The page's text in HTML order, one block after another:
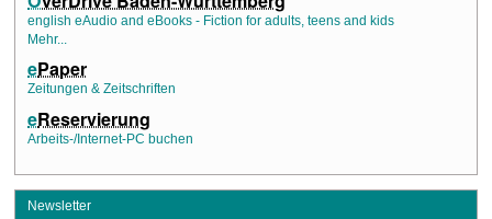
english eAudio and eBooks - Fiction for adults, teens and kids
Mehr...
ePaper
Zeitungen & Zeitschriften
eReservierung
Arbeits-/Internet-PC buchen
Newsletter